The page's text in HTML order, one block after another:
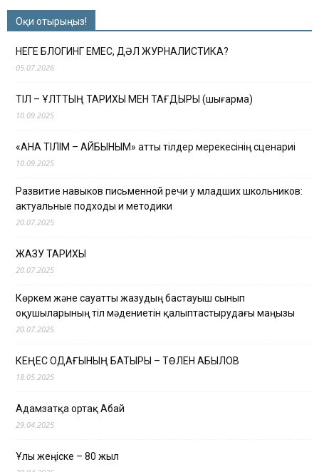
Оқи отырыңыз!
НЕГЕ БЛОГИНГ ЕМЕС, ДӘЛ ЖУРНАЛИСТИКА?
05.07.2026
ТІЛ – ҰЛТТЫҢ ТАРИХЫ МЕН ТАҒДЫРЫ (шығарма)
10.09.2025
«АНА ТІЛІМ – АЙБЫНЫМ» атты тілдер мерекесінің сценариі
10.09.2025
Развитие навыков письменной речи у младших школьников:
актуальные подходы и методики
20.07.2025
ЖАЗУ ТАРИХЫ
20.07.2025
Көркем және сауатты жазудың бастауыш сынып
оқушыларының тіл мәдениетін қалыптастырудағы маңызы
20.07.2025
КЕҢЕС ОДАҒЫНЫҢ БАТЫРЫ – ТӨЛЕН ҚАБЫЛОВ
18.05.2025
Адамзатқа ортақ Абай
29.04.2025
Ұлы жеңіске – 80 жыл